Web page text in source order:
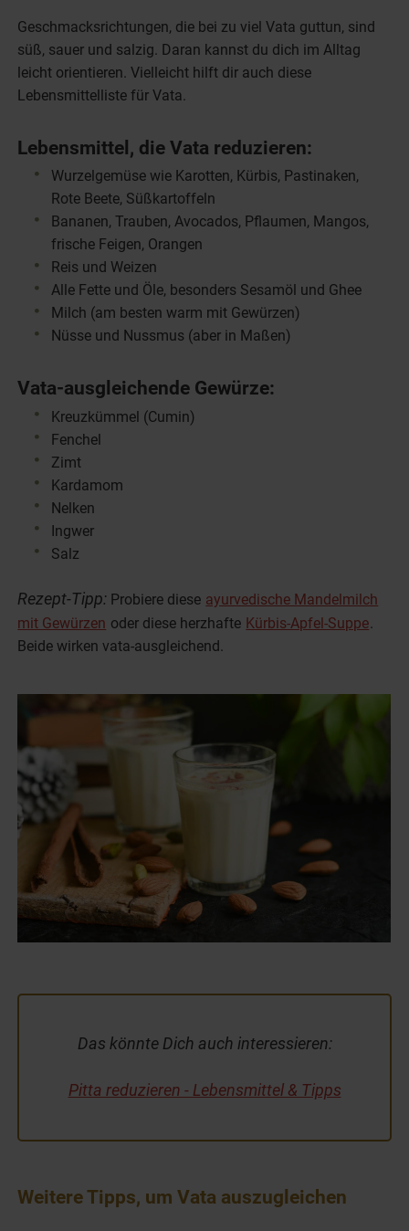
Geschmacksrichtungen, die bei zu viel Vata guttun, sind
süß, sauer und salzig. Daran kannst du dich im Alltag
leicht orientieren. Vielleicht hilft dir auch diese
Lebensmittelliste für Vata.
Lebensmittel, die Vata reduzieren:
Wurzelgemüse wie Karotten, Kürbis, Pastinaken,
Rote Beete, Süßkartoffeln
Bananen, Trauben, Avocados, Pflaumen, Mangos,
frische Feigen, Orangen
Reis und Weizen
Alle Fette und Öle, besonders Sesamöl und Ghee
Milch (am besten warm mit Gewürzen)
Nüsse und Nussmus (aber in Maßen)
Vata-ausgleichende Gewürze:
Kreuzkümmel (Cumin)
Fenchel
Zimt
Kardamom
Nelken
Ingwer
Salz
Rezept-Tipp: Probiere diese ayurvedische Mandelmilch
mit Gewürzen oder diese herzhafte Kürbis-Apfel-Suppe
Beide wirken vata-ausgleichend.
Das könnte Dich auch interessieren:
Pitta reduzieren - Lebensmittel & Tipps
Weitere Tipps, um Vata auszugleichen